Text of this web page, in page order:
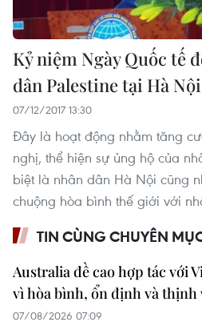
Kỷ niệm Ngày Quốc tế
dân Palestine tại Hà Nội
07/12/2017 13:30
Đây là hoạt động nhằm tăng
nghị, thể hiện sự ủng hộ của
biệt là nhân dân Hà Nội cũng
chuộng hòa bình thế giới với
TIN CÙNG CHUYÊN
Australia đề cao hợp tác với
vì hòa bình, ổn định và thịnh
07/08/2026 07:09